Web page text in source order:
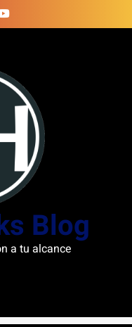
Blog
a tu alcance